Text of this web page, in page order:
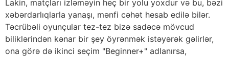
Lakin, matçları izləməyin heç bir yolu yoxdur və bu, bəzi
xəbərdarlıqlarla yanaşı, mənfi cəhət hesab edilə bilər.
Təcrübəli oyunçular tez-tez bizə sadəcə mövcud
biliklərindən kənar bir şey öyrənmək istəyərək gəlirlər,
ona görə də ikinci seçim "Beginner+" adlanırsa,